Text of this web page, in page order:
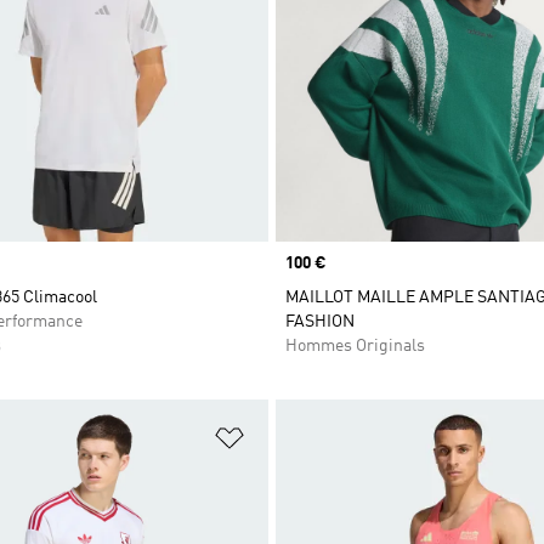
Climacool
Prix
100 €
MAILLOT MAILLE AMPLE
FASHION
Hommes Originals
de produits favoris Ajouter à la Liste de produits